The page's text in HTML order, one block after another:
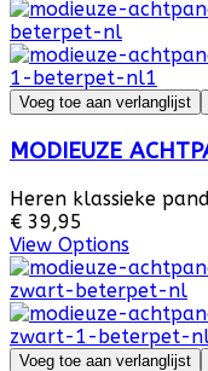
Voeg toe aan verlanglijst
MODIEUZE
Heren klassieke
€ 39,95
View Options
Voeg toe aan verlanglijst